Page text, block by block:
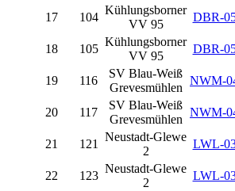
17 104
Kühlungsborner
VV 95
DBR-
18 105
Kühlungsborner
VV 95
DBR-
19 116
SV Blau-Weiß
Grevesmühlen
NWM-
20 117
SV Blau-Weiß
Grevesmühlen
NWM-
21 121
Neustadt-Glewe
2
LWL-
22 123
Neustadt-Glewe
2
LWL-